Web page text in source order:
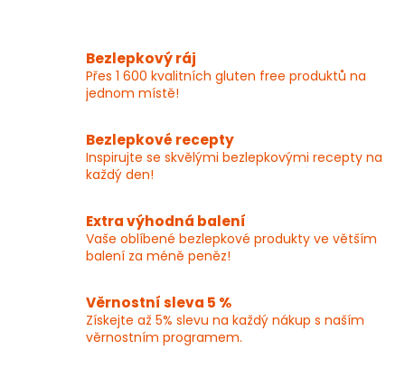
Bezlepkový ráj
Přes 1 600 kvalitních gluten free produktů na
jednom místě!
Bezlepkové recepty
Inspirujte se skvělými bezlepkovými recepty na
každý den!
Extra výhodná balení
Vaše oblíbené bezlepkové produkty ve větším
balení za méně peněz!
Věrnostní sleva 5 %
Získejte až 5% slevu na každý nákup s naším
věrnostním programem.